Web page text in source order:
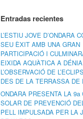
Entradas recientes
L’ESTIU JOVE D’ONDARA
SEU ÈXIT AMB UNA GRAN
PARTICIPACIÓ I
EIXIDA AQUÀTICA A
L’OBSERVACIÓ DE
DES DE LA TERRASSA DE
ONDARA PRESENTA LA 9a
SOLAR DE PREVENCIÓ
PELL IMPULSADA PER LA